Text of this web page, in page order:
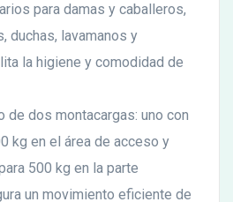
para damas y caballeros,
duchas, lavamanos y
la higiene y comodidad de
de dos montacargas: uno con
kg en el área de acceso y
500 kg en la parte
un movimiento eficiente de